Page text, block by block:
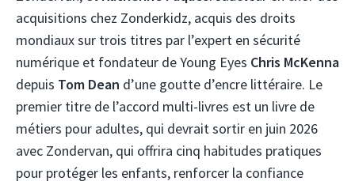
acquisitions chez Zonderkidz, acquis des droits
mondiaux sur trois titres par l’expert en sécurité
numérique et fondateur de Young Eyes Chris McKenna
depuis Tom Dean d’une goutte d’encre littéraire. Le
premier titre de l’accord multi-livres est un livre de
métiers pour adultes, qui devrait sortir en juin 2026
avec Zondervan, qui offrira cinq habitudes pratiques
pour protéger les enfants, renforcer la confiance